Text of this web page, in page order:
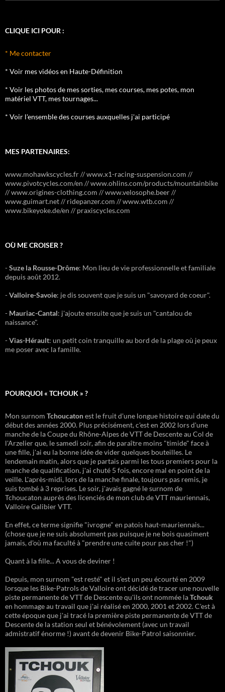
CLIQUE ICI POUR :
* Me contacter
* Voir mes vidéos en Haute-Définition
* Voir les photos de mes sorties, mes courses, mes potes, mon
matériel VTT, mes tournages...
* Voir l'ensemble des courses auxquelles j'ai participé
MES PARTENAIRES:
www.mohawkscycles.fr // www.x1-racing-suspension.com //
www.pivotcycles.com/en // www.ohlins.com/products/mountainbike
// www.origines-clothing.com // www.velosophe.beer //
www.guimart.net // ridepanzer.com // www.wtb.com //
www.bikeyoke.de/en // praxiscycles.com
OÙ ME CROISER ?
-Suze la Rousse-Drôme: Mon lieu de vie professionnelle et familiale
depuis août 2012.
-Valloire-Savoie: je dis souvent que je suis un "savoyard de coeur".
- Mauriac-Cantal: j'ajoute ensuite que je suis un "cantalou de
naissance".
-Vias-Hérault: un petit coin tranquille au bord de la plage où je peux
me poser avec la famille.
POURQUOI « TCHOUK » ?
Mon surnom Tchoucatonest le fruit d'une longue histoire qui date du
début des années 2000. Plus précisément, c'est en 2002 lors d'une
manche de la Coupe du Rhône-Alpes de VTT de Descente au Col de
l'Arzelier que, le samedi soir, afin de paraître moins "timide" face à
une fille, j'ai eu la bonne idée de vider quelques bouteilles. Le
lendemain matin, alors que je partais parmi les tous premiers pour la
manche de qualification, j'ai chuté 5 fois, encore mal en point de la
veille. L'après-midi, lors de la manche finale, toujours pas remis, je
suis tombé à 3 reprises. Le soir, j'avais gagné le surnom de
Tchoucaton auprès des licenciés de mon club de VTT mauriennais,
Valloire Galibier VTT.
En effet, ce terme signifie "ivrogne" en patois haut-mauriennais...
(chose que je ne suis absolument pas puisque je ne bois quasiment
jamais, d'où ma faculté à "prendre une cuite pour pas cher !")
Quant à la fille... A vous de deviner !
Depuis, mon surnom "est resté" et il s'est un peu écourté en 2009
lorsque les Bike-Patrols de Valloire ont décidé de tracer une nouvelle
piste permanente de VTT de Descente qu'ils ont nommée laTchouk
en hommage au travail que j'ai réalisé en 2000, 2001 et 2002. C'est à
cette époque que j'ai tracé la première piste permanente de VTT de
Descente de la station seul et bénévolement (avec un travail
admistratif énorme !) avant de devenir Bike-Patrol saisonnier.